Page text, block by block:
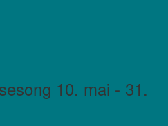
sesong 10. mai - 31.